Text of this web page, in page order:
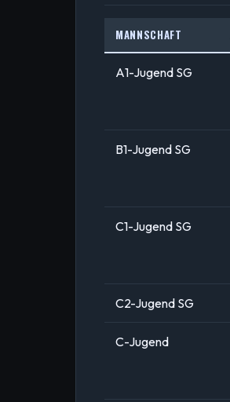
MANNSCHAFT
A1-Jugend SG
B1-Jugend SG
C1-Jugend SG
C2-Jugend SG
C-Jugend